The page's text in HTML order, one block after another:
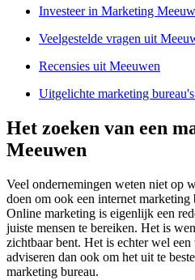
Investeer in Marketing
Veelgestelde vragen uit
Recensies uit Meeuwen
Uitgelichte marketing
Het zoeken van een
Meeuwen
Veel ondernemingen weten niet op
doen om ook een internet
Online marketing is eigenlijk een
juiste mensen te bereiken. Het is
zichtbaar bent. Het is echter wel
adviseren dan ook om het uit te
marketing bureau.